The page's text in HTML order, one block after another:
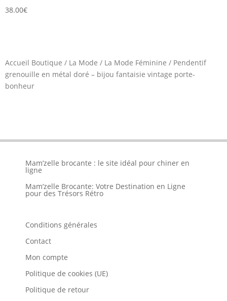
38.00€
Accueil Boutique / La Mode / La Mode Féminine / Pendentif
grenouille en métal doré – bijou fantaisie vintage porte-
bonheur
Mam’zelle brocante : le site idéal pour chiner en
ligne
Mam’zelle Brocante: Votre Destination en Ligne
pour des Trésors Rétro
Conditions générales
Contact
Mon compte
Politique de cookies (UE)
Politique de retour